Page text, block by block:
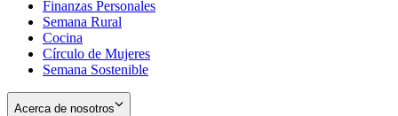
Finanzas Personales
Semana Rural
Cocina
Círculo de Mujeres
Semana Sostenible
Acerca de nosotros